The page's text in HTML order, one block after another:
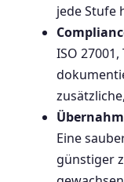
jede Stufe
ISO
Eine
günstiger